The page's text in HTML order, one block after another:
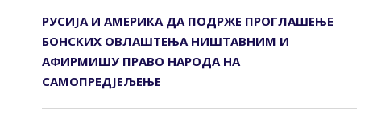
РУСИЈА И АМЕРИКА ДА ПОДРЖЕ ПРОГЛАШЕЊЕ
БОНСКИХ ОВЛАШТЕЊА НИШТАВНИМ И
АФИРМИШУ ПРАВО НАРОДА НА
САМОПРЕДЈЕЉЕЊЕ